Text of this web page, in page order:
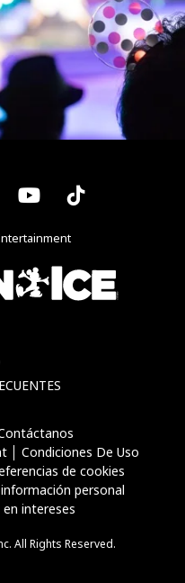
YouTubeTiktok
Condiciones De Uso
de cookies
personal
intereses
All Rights Reserved.